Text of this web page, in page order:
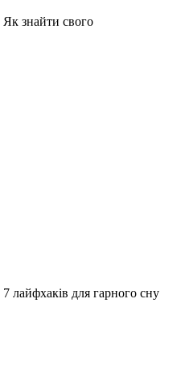
Як знайти свого
7 лайфхаків для гарного сну